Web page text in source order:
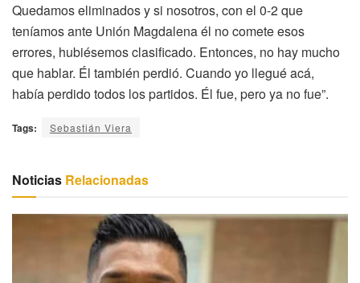
Quedamos eliminados y si nosotros, con el 0-2 que
teníamos ante Unión Magdalena él no comete esos
errores, hubiésemos clasificado. Entonces, no hay mucho
que hablar. Él también perdió. Cuando yo llegué acá,
había perdido todos los partidos. Él fue, pero ya no fue”.
Tags: Sebastián Viera
Noticias Relacionadas